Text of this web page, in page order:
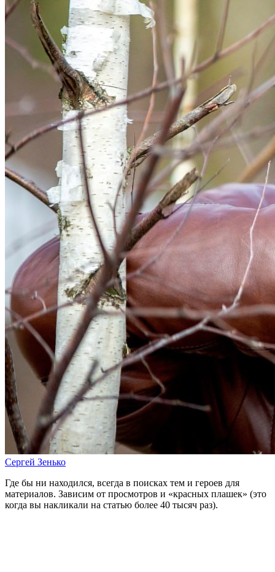
Сергей Зенько
Где бы ни находился, всегда в поисках тем и героев для
материалов. Зависим от просмотров и «красных плашек» (это
когда вы накликали на статью более 40 тысяч раз).